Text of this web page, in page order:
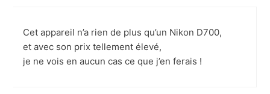
Cet appareil n’a rien de plus qu’un Nikon D700,
et avec son prix tellement élevé,
je ne vois en aucun cas ce que j’en ferais !